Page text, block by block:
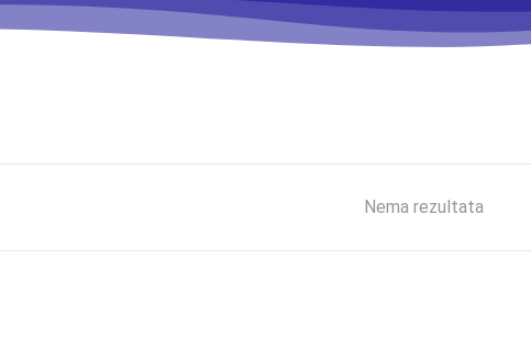
Nema rezultata